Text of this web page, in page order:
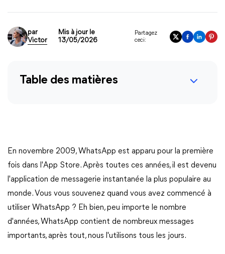
par
Victor
Mis à jour le
13/05/2026
Partagez
ceci:
Table des matières
En novembre 2009, WhatsApp est apparu pour la première
fois dans l'App Store. Après toutes ces années, il est devenu
l'application de messagerie instantanée la plus populaire au
monde. Vous vous souvenez quand vous avez commencé à
utiliser WhatsApp ? Eh bien, peu importe le nombre
d'années, WhatsApp contient de nombreux messages
importants, après tout, nous l'utilisons tous les jours.